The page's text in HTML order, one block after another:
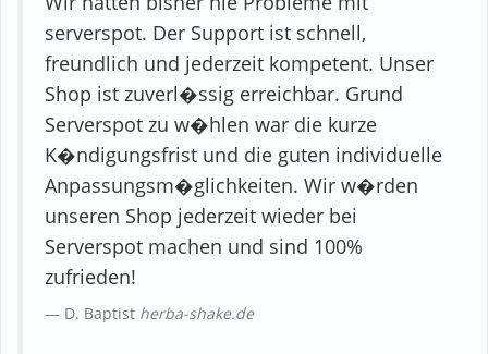
serverspot. Der Support ist schnell,
freundlich und jederzeit kompetent. Unser
Shop ist zuverl�ssig erreichbar. Grund
Serverspot zu w�hlen war die kurze
K�ndigungsfrist und die guten individuelle
Anpassungsm�glichkeiten. Wir w�rden
unseren Shop jederzeit wieder bei
Serverspot machen und sind 100%
zufrieden!
D. Baptist herba-shake.de